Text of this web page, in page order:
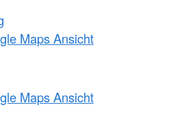
Maps Ansicht
Maps Ansicht